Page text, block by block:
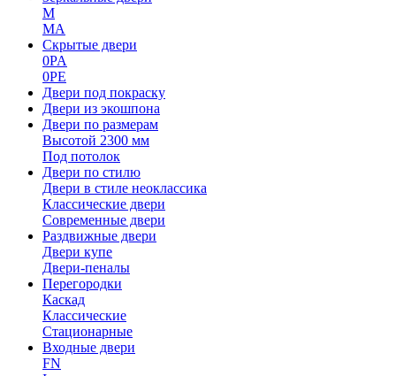
M
MA
Скрытые двери
0PA
0PE
Двери под покраску
Двери из экошпона
Двери по размерам
Высотой 2300 мм
Под потолок
Двери по стилю
Двери в стиле неоклассика
Классические двери
Современные двери
Раздвижные двери
Двери купе
Двери-пеналы
Перегородки
Каскад
Классические
Стационарные
Входные двери
FN